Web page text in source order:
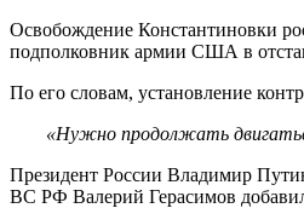
Освобождение Константиновки
подполковник армии США в
По его словам, установление
«Нужно продолжать
Президент России Владимир
ВС РФ Валерий Герасимов